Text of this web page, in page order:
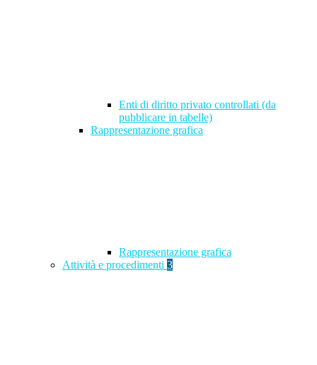
Enti di diritto privato controllati (da
pubblicare in tabelle)
Rappresentazione grafica
Rappresentazione grafica
Attività e procedimenti 3